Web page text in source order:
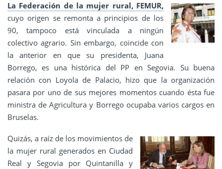
La Federación de la mujer rural, FEMUR,
cuyo origen se remonta a principios de los
90, tampoco está vinculada a ningún
colectivo agrario. Sin embargo, coincide con
la anterior en que su presidenta, Juana
Borrego, es una histórica del PP en Segovia. Su buena
relación con Loyola de Palacio, hizo que la organización
pasara por uno de sus mejores momentos cuando ésta fue
ministra de Agricultura y Borrego ocupaba varios cargos en
Bruselas.
Quizás, a raíz de los movimientos de
la mujer rural generados en Ciudad
Real y Segovia por Quintanilla y